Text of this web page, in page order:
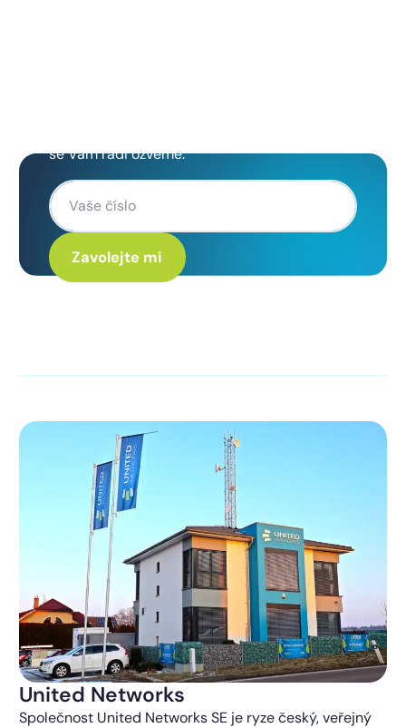
se Vám rádi ozveme.
United Networks
Společnost United Networks SE je ryze český, veřejný